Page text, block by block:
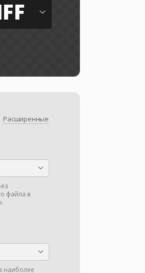
Расширенные
файла в
наиболее